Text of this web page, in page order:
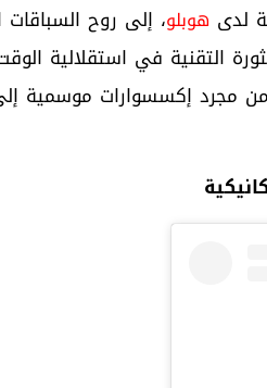
لدى هوبلو، إلى روح
التقنية في استقلالية
مجرد إكسسوارات موسمية